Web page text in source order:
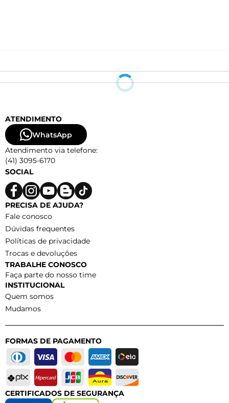
ATENDIMENTO
WhatsApp
Atendimento via telefone:
(41) 3095-6170
SOCIAL
PRECISA DE AJUDA?
Fale conosco
Dúvidas frequentes
Políticas de privacidade
Trocas e devoluções
TRABALHE CONOSCO
Faça parte do nosso time
INSTITUCIONAL
Quem somos
Mudamos
FORMAS DE PAGAMENTO
CERTIFICADOS DE SEGURANÇA